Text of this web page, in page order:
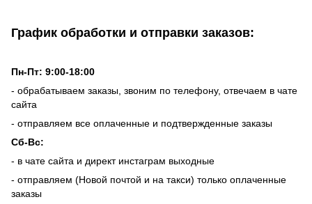
График обработки и отправки заказов:
Пн-Пт: 9:00-18:00
- обрабатываем заказы, звоним по телефону, отвечаем в чате
сайта
- отправляем все оплаченные и подтвержденные заказы
Сб-Вс:
- в чате сайта и директ инстаграм выходные
- отправляем (Новой почтой и на такси) только оплаченные
заказы